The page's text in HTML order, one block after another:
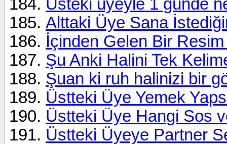
Üsteki üyeyle 1 günde
Alttaki Üye Sana
İçinden Gelen Bir
Şu Anki Halini Tek
Şuan ki ruh halinizi bir
Üstteki Üye Yemek
Üstteki Üye Hangi Sos
Üstteki Üyeye Partner